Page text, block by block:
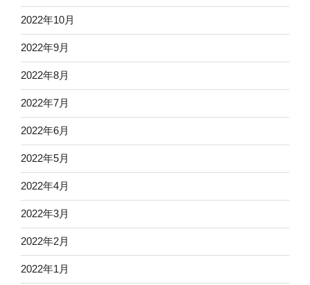
2022年10月
2022年9月
2022年8月
2022年7月
2022年6月
2022年5月
2022年4月
2022年3月
2022年2月
2022年1月